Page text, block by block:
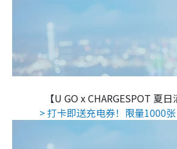
【U GO x CHARGESPOT 夏日
> 打卡即送充电券！限量1000